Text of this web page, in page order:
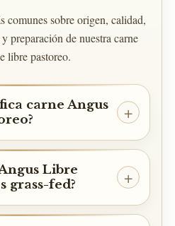
comunes sobre origen, calidad,
preparación de nuestra carne
libre pastoreo.
carne Angus
Libre
grass-fed?